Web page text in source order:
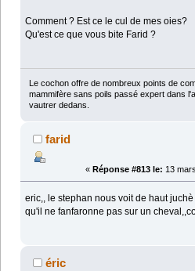
Comment ? Est ce le cul de mes oies?
Qu'est ce que vous bite Farid ?
Le cochon offre de nombreux points de
mammifère sans poils passé expert dans
vautrer dedans.
farid
« Réponse #813 le: 13
eric,, le stephan nous voit de haut
qu'il ne fanfaronne pas sur un
éric